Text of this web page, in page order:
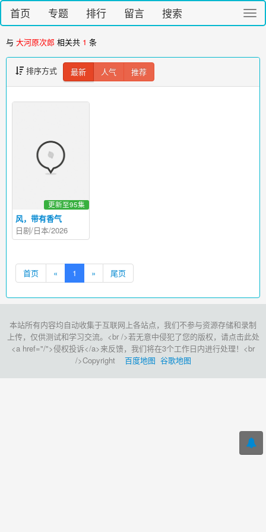
切
换
首页 专题 排行 留言 搜索
与 大河原次郎 相关共 1 条
排序方式 最新 人气 推荐
风，带有香气
更新至95集
日剧/日本/2026
首页 « 1 » 尾页
本站所有内容均自动收集于互联网上各站点，我们不参与资源存储和录制
上传，仅供测试和学习交流。<br />若无意中侵犯了您的版权，请点击此处
<a href="/">侵权投诉</a>来反馈，我们将在3个工作日内进行处理！<br
/>Copyright 百度地图 谷歌地图